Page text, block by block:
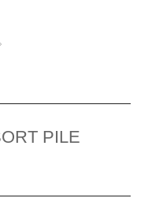
PILE